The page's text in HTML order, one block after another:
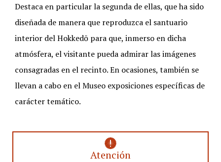
Destaca en particular la segunda de ellas, que ha sido
diseñada de manera que reproduzca el santuario
interior del Hokkedō para que, inmerso en dicha
atmósfera, el visitante pueda admirar las imágenes
consagradas en el recinto. En ocasiones, también se
llevan a cabo en el Museo exposiciones específicas de
carácter temático.
Atención